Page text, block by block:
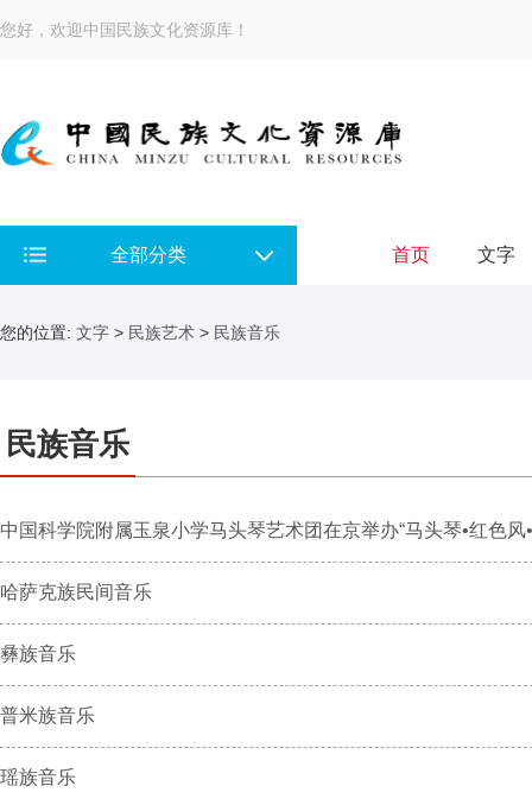
您好，欢迎中国民族文化资源库！
全部分类 首页 文字
您的位置: 文字 > 民族艺术 > 民族音乐
民族音乐
中国科学院附属玉泉小学马头琴艺术团在京举办“马头琴•红色风
哈萨克族民间音乐
彝族音乐
普米族音乐
瑶族音乐